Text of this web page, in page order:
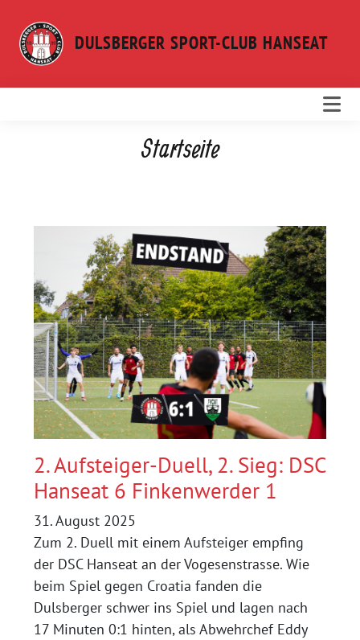
zum
Inhalt
DULSBERGER SPORT-CLUB HANSEAT
Startseite
2. Aufsteiger-Duell, 2. Sieg: DSC
Hanseat 6 Finkenwerder 1
31. August 2025
Zum 2. Duell mit einem Aufsteiger empfing
der DSC Hanseat an der Vogesenstrasse. Wie
beim Spiel gegen Croatia fanden die
Dulsberger schwer ins Spiel und lagen nach
17 Minuten 0:1 hinten, als Abwehrchef Eddy